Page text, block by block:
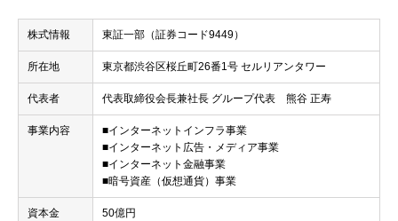
株式情報 東証一部（証券コード9449）
所在地 東京都渋谷区桜丘町26番1号 セルリアンタワー
代表者 代表取締役会長兼社長 グループ代表 熊谷 正寿
事業内容
■インターネットインフラ事業
■インターネット広告・メディア事業
■インターネット金融事業
■暗号資産（仮想通貨）事業
資本金 50億円